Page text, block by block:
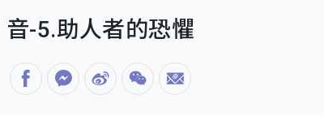
音-5.助人者的恐懼